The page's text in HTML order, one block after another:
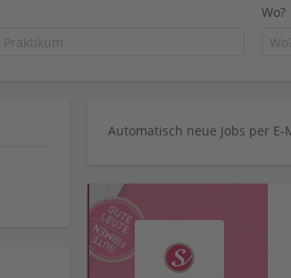
Wo?
Automatisch neue Jobs per